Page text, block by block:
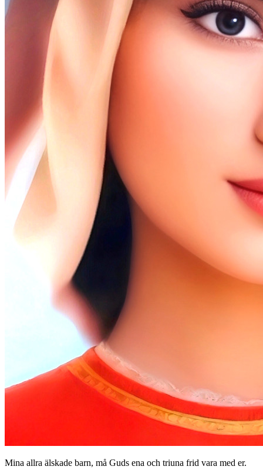
Mina allra älskade barn, må Guds ena och triuna frid vara med er.